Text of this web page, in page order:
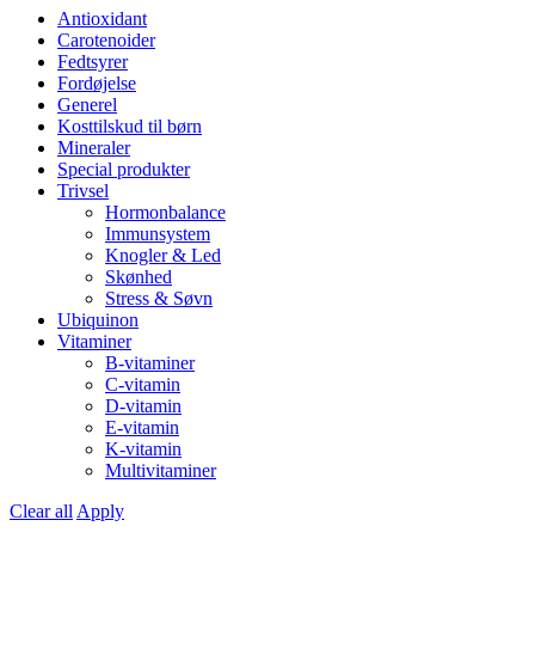
Antioxidant
Carotenoider
Fedtsyrer
Fordøjelse
Generel
Kosttilskud til børn
Mineraler
Special produkter
Trivsel
Hormonbalance
Immunsystem
Knogler & Led
Skønhed
Stress & Søvn
Ubiquinon
Vitaminer
B-vitaminer
C-vitamin
D-vitamin
E-vitamin
K-vitamin
Multivitaminer
Clear all Apply